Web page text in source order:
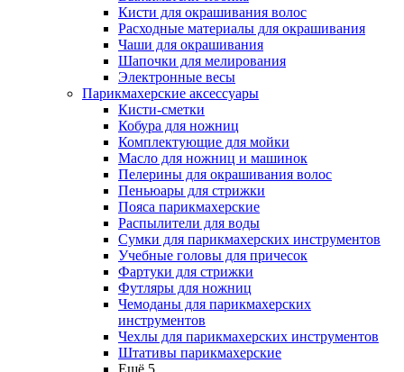
Кисти для окрашивания волос
Расходные материалы для окрашивания
Чаши для окрашивания
Шапочки для мелирования
Электронные весы
Парикмахерские аксессуары
Кисти-сметки
Кобура для ножниц
Комплектующие для мойки
Масло для ножниц и машинок
Пелерины для окрашивания волос
Пеньюары для стрижки
Пояса парикмахерские
Распылители для воды
Сумки для парикмахерских инструментов
Учебные головы для причесок
Фартуки для стрижки
Футляры для ножниц
Чемоданы для парикмахерских
инструментов
Чехлы для парикмахерских инструментов
Штативы парикмахерские
Ещё 5